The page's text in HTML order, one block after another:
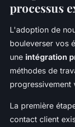
processus
L'adoption de
bouleverser vos
une intégration
méthodes de
progressivement
La première
contact client